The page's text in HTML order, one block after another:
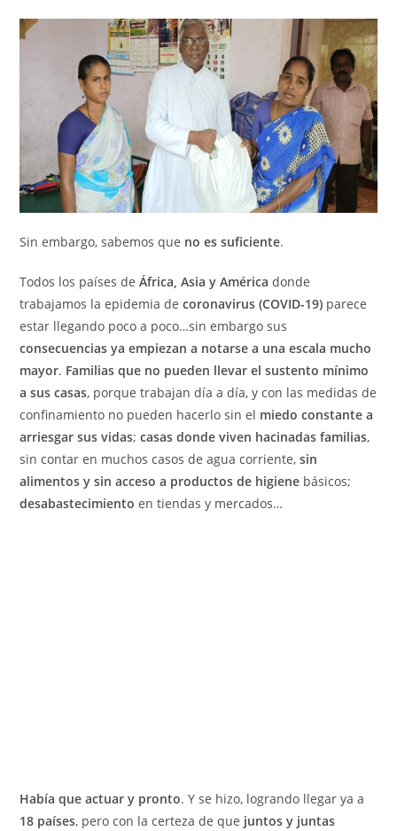
Sin embargo, sabemos que no es suficiente.
Todos los países deÁfrica, Asia y América donde
trabajamos la epidemia decoronavirus (COVID-19) parece
estar llegando poco a poco…sin embargo sus
consecuencias ya empiezan a notarse a una escala mucho
mayor. Familias que no pueden llevar el sustento mínimo
a sus casas, porque trabajan día a día, y con las medidas de
confinamiento no pueden hacerlo sin el miedo constante a
arriesgar sus vidas;casas donde viven hacinadas familias,
sin contar en muchos casos de agua corriente,sin
alimentos y sin acceso a productos de higiene básicos;
desabastecimiento en tiendas y mercados…
Había que actuar y pronto. Y se hizo, logrando llegar ya a
18 países, pero con la certeza de que juntos y juntas